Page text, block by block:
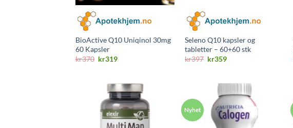
BioActive Q10 Uniqinol 30mg
60 Kapsler
kr370 Opprinnelig
kr319Nåværende
Seleno Q10 kapsler og
tabletter – 60+60 stk
kr397 Opprinnelig
kr359Nåværende